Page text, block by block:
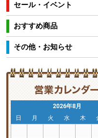
セール・イベント
おすすめ商品
その他・お知らせ
2026年8月
日
月 火 水 木